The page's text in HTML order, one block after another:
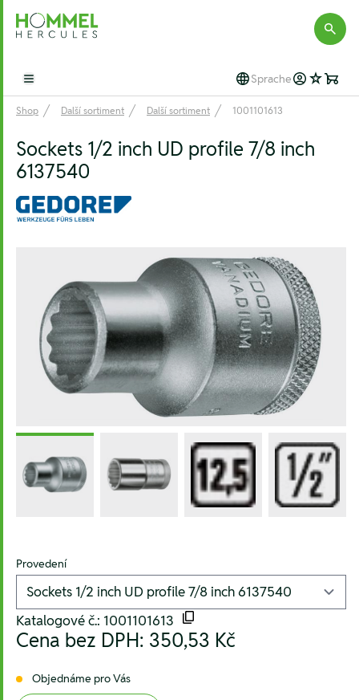
Hommel Hercules
Open main menu Sprache
Shop Další sortiment Další sortiment 1001101613
Sockets 1/2 inch UD profile 7/8 inch
6137540
Provedení
Katalogové č.: 1001101613
Cena bez DPH: 350,53 Kč
Objednáme pro Vás